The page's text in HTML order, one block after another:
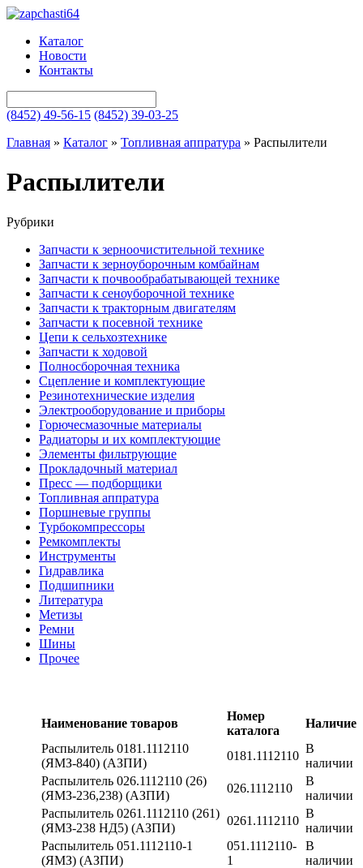
Каталог
Новости
Контакты
(8452) 49-56-15 (8452) 39-03-25
Главная » Каталог » Топливная аппратура » Распылители
Распылители
Рубрики
Запчасти к зерноочистительной технике
Запчасти к зерноуборочным комбайнам
Запчасти к почвообрабатывающей технике
Запчасти к сеноуборочной технике
Запчасти к тракторным двигателям
Запчасти к посевной технике
Цепи к сельхозтехнике
Запчасти к ходовой
Полносборочная техника
Сцепление и комплектующие
Резинотехнические изделия
Электрооборудование и приборы
Горючесмазочные материалы
Радиаторы и их комплектующие
Элементы фильтрующие
Прокладочный материал
Пресс — подборщики
Топливная аппратура
Поршневые группы
Турбокомпрессоры
Ремкомплекты
Инструменты
Гидравлика
Подшипники
Литература
Метизы
Ремни
Шины
Прочее
Наименование товаров
Номер
каталога
Наличие
Распылитель 0181.1112110
(ЯМЗ-840) (АЗПИ)
0181.1112110
В
наличии
Распылитель 026.1112110 (26)
(ЯМЗ-236,238) (АЗПИ)
026.1112110
В
наличии
Распылитель 0261.1112110 (261)
(ЯМЗ-238 НД5) (АЗПИ)
0261.1112110
В
наличии
Распылитель 051.1112110-1
(ЯМЗ) (АЗПИ)
051.1112110-
1
В
наличии